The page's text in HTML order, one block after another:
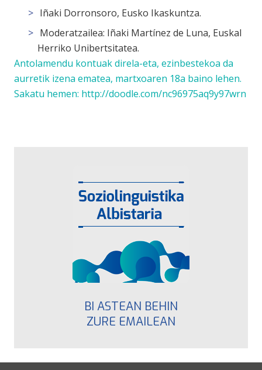
Iñaki Dorronsoro, Eusko Ikaskuntza.
Moderatzailea: Iñaki Martínez de Luna, Euskal
Herriko Unibertsitatea.
Antolamendu kontuak direla-eta, ezinbestekoa da
aurretik izena ematea, martxoaren 18a baino lehen.
Sakatu hemen: http://doodle.com/nc96975aq9y97wrn
BI ASTEAN BEHIN
ZURE EMAILEAN